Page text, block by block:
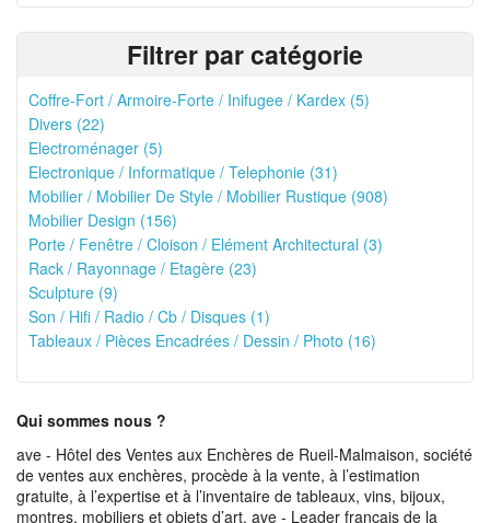
Filtrer par catégorie
Coffre-Fort / Armoire-Forte / Inifugee / Kardex (5)
Divers (22)
Electroménager (5)
Electronique / Informatique / Telephonie (31)
Mobilier / Mobilier De Style / Mobilier Rustique (908)
Mobilier Design (156)
Porte / Fenêtre / Cloison / Elément Architectural (3)
Rack / Rayonnage / Etagère (23)
Sculpture (9)
Son / Hifi / Radio / Cb / Disques (1)
Tableaux / Pièces Encadrées / Dessin / Photo (16)
Qui sommes nous ?
ave - Hôtel des Ventes aux Enchères de Rueil-Malmaison, société
de ventes aux enchères, procède à la vente, à l’estimation
gratuite, à l’expertise et à l’inventaire de tableaux, vins, bijoux,
montres, mobiliers et objets d’art. ave - Leader français de la